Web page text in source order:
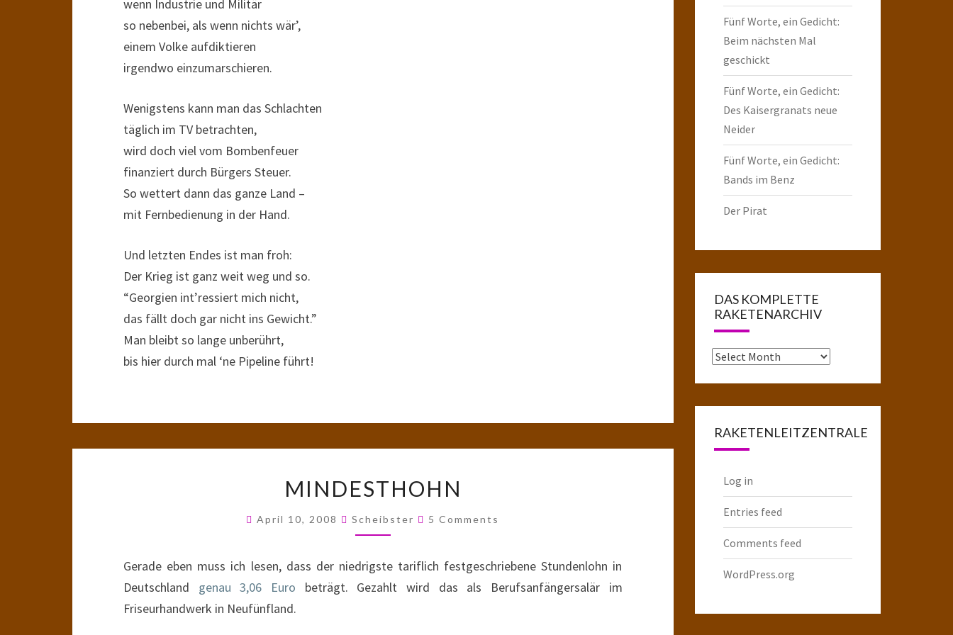
wenn Industrie und Militär
so nebenbei, als wenn nichts wär’,
einem Volke aufdiktieren
irgendwo einzumarschieren.
Wenigstens kann man das Schlachten
täglich im TV betrachten,
wird doch viel vom Bombenfeuer
finanziert durch Bürgers Steuer.
So wettert dann das ganze Land –
mit Fernbedienung in der Hand.
Und letzten Endes ist man froh:
Der Krieg ist ganz weit weg und so.
“Georgien int’ressiert mich nicht,
das fällt doch gar nicht ins Gewicht.”
Man bleibt so lange unberührt,
bis hier durch mal ‘ne Pipeline führt!
MINDESTHOHN
April 10, 2008 Scheibster Comments
5 Comments
Gerade eben muss ich lesen, dass der niedrigste tariflich festgeschriebene Stundenlohn in
Deutschland genau 3,06 Euro beträgt. Gezahlt wird das als Berufsanfängersalär im
Friseurhandwerk in Neufünfland.
Fünf Worte, ein Gedicht:
Beim nächsten Mal
geschickt
Fünf Worte, ein Gedicht:
Des Kaisergranats neue
Neider
Fünf Worte, ein Gedicht:
Bands im Benz
Der Pirat
DAS KOMPLETTE
RAKETENARCHIV
Das
RAKETENLEITZENTRALE
Log in
Entries feed
Comments feed
WordPress.org